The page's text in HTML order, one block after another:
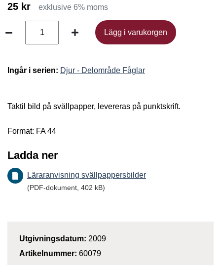
25 kr exklusive 6% moms
Lägg i varukorgen
Lägg i varukorgen
Ingår i serien: Djur - Delområde Fåglar
Taktil bild på svällpapper, levereras på punktskrift.
Format: FA 44
Ladda ner
Läraranvisning svällpappersbilder
(PDF-dokument, 402 kB)
Utgivningsdatum: 2009
Artikelnummer: 60079